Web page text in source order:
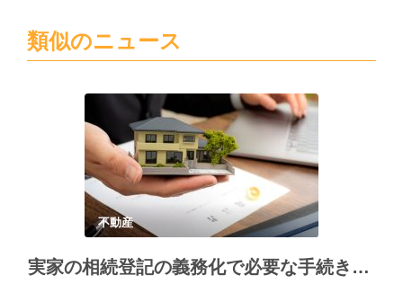
類似のニュース
不動産
実家の相続登記の義務化で必要な手続きとポイント